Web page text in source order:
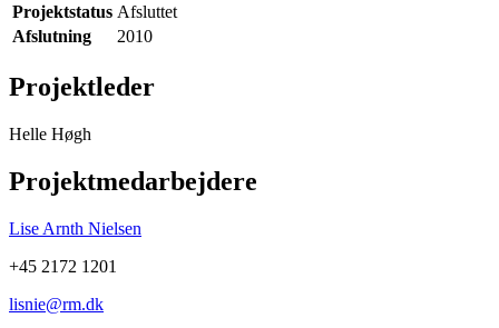
Projektstatus Afsluttet
Afslutning
2010
Projektleder
Helle Høgh
Projektmedarbejdere
Lise Arnth Nielsen
+45 2172 1201
lisnie@rm.dk